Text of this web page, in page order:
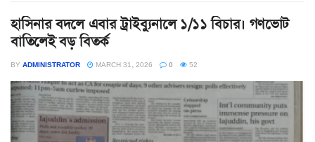
হাসিনার বদলে এবার ট্রাইব্যুনালে ১/১১ বিচার। গণভোট
বাতিলেই বড় বিতর্ক
BY ADMINISTRATOR MARCH 31, 2026 0 52